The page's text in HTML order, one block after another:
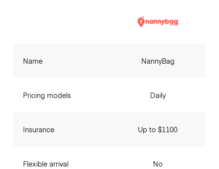
Name
Pricing models
Insurance
Flexible arrival
NannyBag
Daily
Up to $1100
No